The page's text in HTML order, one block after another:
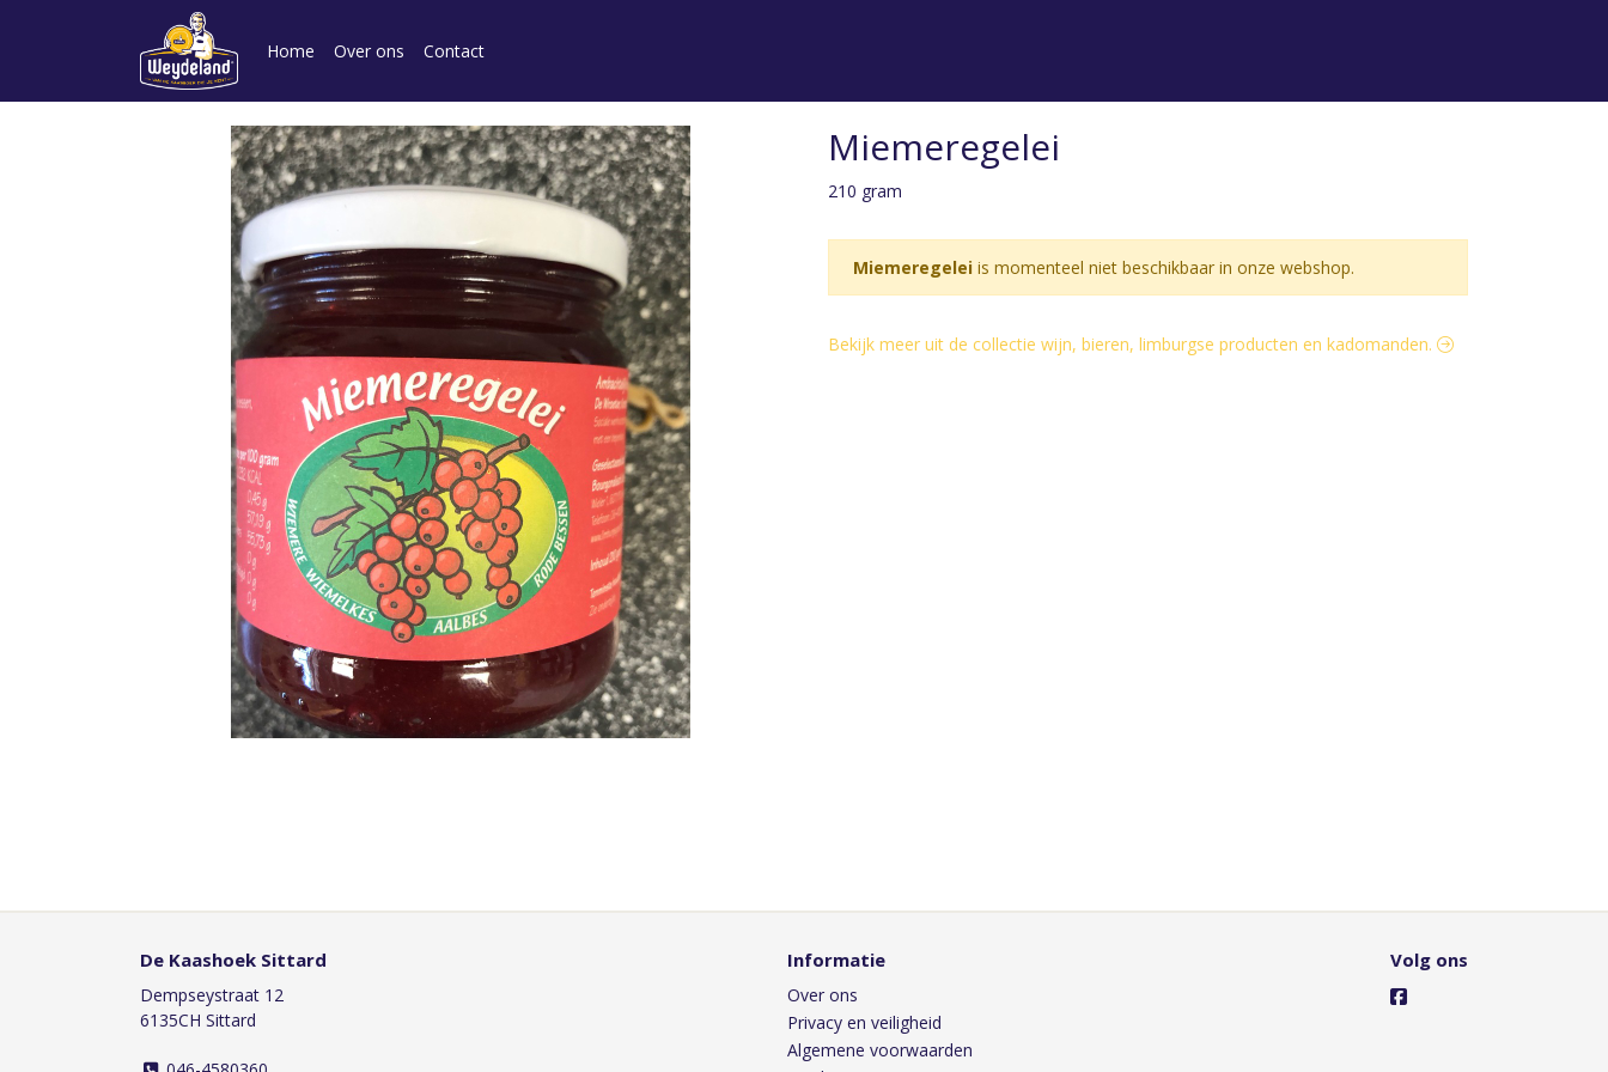
Home Over ons Contact
Miemeregelei
210 gram
Miemeregelei is momenteel niet beschikbaar in onze webshop.
Bekijk meer uit de collectie wijn, bieren, limburgse producten en kadomanden.
De Kaashoek Sittard
Dempseystraat 12
6135CH Sittard
Informatie
Over ons
Privacy en veiligheid
Algemene voorwaarden
Volg ons